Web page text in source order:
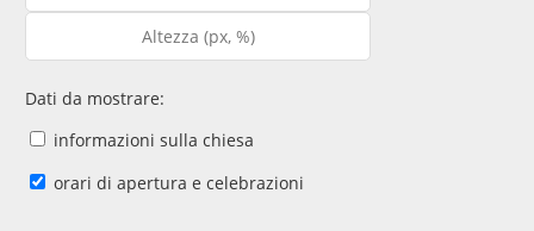
Dati da mostrare:
informazioni sulla chiesa
orari di apertura e celebrazioni